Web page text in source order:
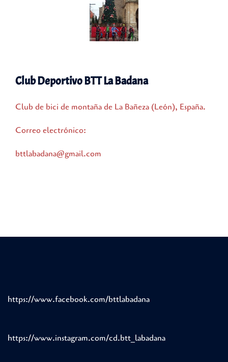
Club Deportivo BTT La Badana
Club de bici de montaña de La Bañeza (León), España.
Correo electrónico:
bttlabadana@gmail.com
https://www.facebook.com/bttlabadana
https://www.instagram.com/cd.btt_labadana